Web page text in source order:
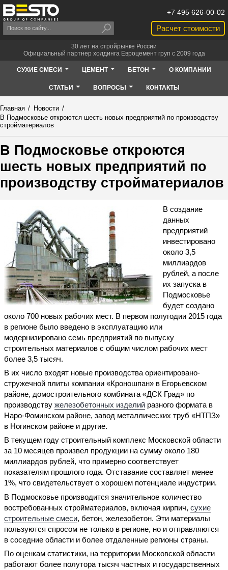
Расчет стоимости
+7 495 626-00-02
30 лет на стройрынке России
Официальный партнер холдинга Евроцемент груп с 2009 года
СУХИЕ СМЕСИ ЦЕМЕНТ БЕТОН О КОМПАНИИ
СТАТЬИ ВОПРОСЫ КОНТАКТЫ
Главная / Новости /
В Подмосковье откроются шесть новых предприятий по производству
стройматериалов
В Подмосковье откроются
шесть новых предприятий по
производству стройматериалов
В создание
данных
предприятий
инвестировано
около 3,5
миллиардов
рублей, а после
их запуска в
Подмосковье
будет создано
около 700 новых рабочих мест. В первом полугодии 2015 года
в регионе было введено в эксплуатацию или
модернизировано семь предприятий по выпуску
строительных материалов с общим числом рабочих мест
более 3,5 тысяч.
В их число входят новые производства ориентировано-
стружечной плиты компании «Кроношпан» в Егорьевском
районе, домостроительного комбината «ДСК Град» по
производству железобетонных изделий разного формата в
Наро-Фоминском районе, завод металлических труб «НТПЗ»
в Ногинском районе и другие.
В текущем году строительный комплекс Московской области
за 10 месяцев произвел продукции на сумму около 180
миллиардов рублей, что примерно соответствует
показателям прошлого года. Отставание составляет менее
1%, что свидетельствует о хорошем потенциале индустрии.
В Подмосковье производится значительное количество
востребованных стройматериалов, включая кирпич, сухие
строительные смеси, бетон, железобетон. Эти материалы
пользуются спросом не только в регионе, но и отправляются
в соседние области и более отдаленные регионы страны.
По оценкам статистики, на территории Московской области
работают более полутора тысяч частных и государственных